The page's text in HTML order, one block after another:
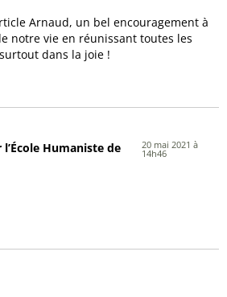
Arnaud, un bel encouragement à
notre vie en réunissant toutes les
dans la joie !
Humaniste de
20 mai 2021 à
14h46